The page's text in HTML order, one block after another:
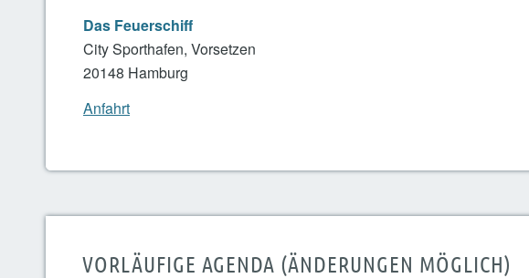
Das Feuerschiff
City Sporthafen, Vorsetzen
20148 Hamburg
Anfahrt
VORLÄUFIGE AGENDA (ÄNDERUNGEN MÖGLICH)